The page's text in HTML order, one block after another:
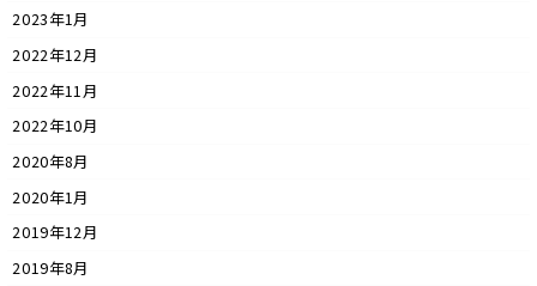
2023年1月
2022年12月
2022年11月
2022年10月
2020年8月
2020年1月
2019年12月
2019年8月